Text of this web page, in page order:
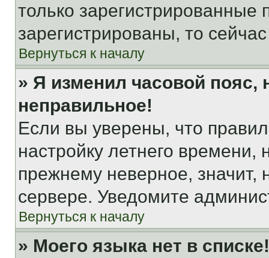
только
зарегистрированы, то
Вернуться к началу
» Я изменил часовой пояс,
неправильное!
Если вы уверены, что
настройку летнего
прежнему неверное, значит,
сервере. Уведомите
Вернуться к началу
» Моего языка нет в списке!